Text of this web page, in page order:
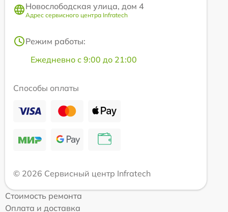
Новослободская улица, дом 4
Адрес сервисного центра Infratech
Режим работы:
Ежедневно с 9:00 до 21:00
Способы оплаты
© 2026 Сервисный центр Infratech
Стоимость ремонта
Оплата и доставка